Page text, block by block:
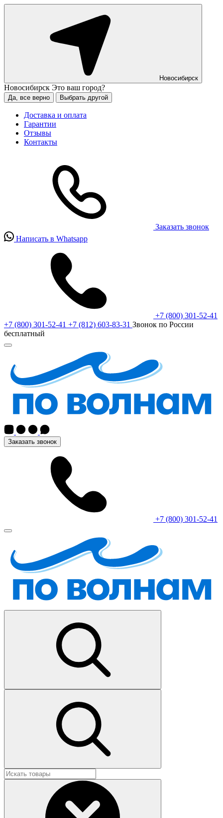
Новосибирск
Новосибирск Это ваш город?
Да, все верно Выбрать другой
Доставка и оплата
Гарантии
Отзывы
Контакты
Заказать звонок
Написать в Whatsapp
+7 (800) 301-52-41
+7 (800) 301-52-41 +7 (812) 603-83-31 Звонок по России
бесплатный
Заказать звонок
+7 (800) 301-52-41